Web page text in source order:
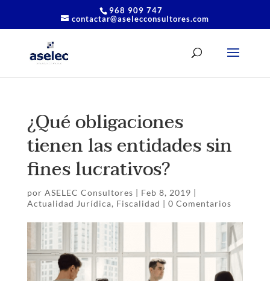
968 909 747
contactar@aselecconsultores.com
¿Qué obligaciones
tienen las entidades sin
fines lucrativos?
por ASELEC Consultores | Feb 8, 2019 |
Actualidad Jurídica, Fiscalidad | 0 Comentarios